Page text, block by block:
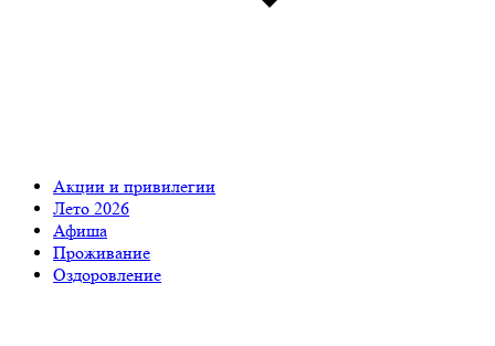
Акции и привилегии
Лето 2026
Афиша
Проживание
Оздоровление